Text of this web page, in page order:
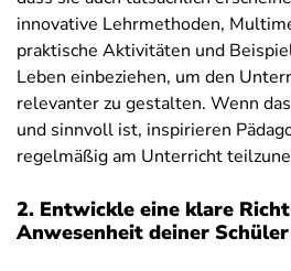
innovative Lehrmethoden,
praktische Aktivitäten und
Leben einbeziehen, um den
relevanter zu gestalten. Wenn
und sinnvoll ist, inspirieren
regelmäßig am Unterricht
2. Entwickle eine klare
Anwesenheit deiner Schüler